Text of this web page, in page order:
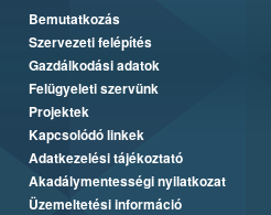
Bemutatkozás
Szervezeti felépítés
Gazdálkodási adatok
Felügyeleti szervünk
Projektek
Kapcsolódó linkek
Adatkezelési tájékoztató
Akadálymentességi nyilatkozat
Üzemeltetési információ